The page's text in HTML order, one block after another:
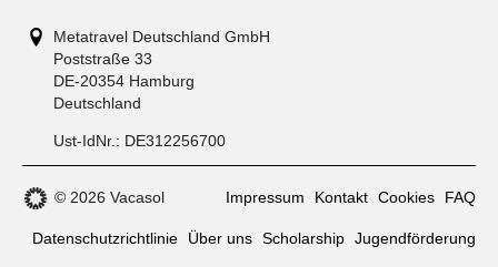
Metatravel Deutschland GmbH
Poststraße 33
DE-20354 Hamburg
Deutschland
Ust-IdNr.: DE312256700
© 2026 Vacasol Impressum Kontakt Cookies FAQ
Datenschutzrichtlinie Über uns Scholarship Jugendförderung